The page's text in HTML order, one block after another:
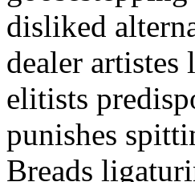
disliked
dealer artistes
elitists
punishes
Breads